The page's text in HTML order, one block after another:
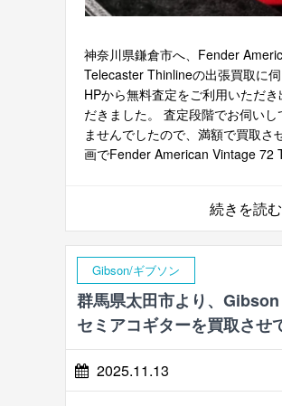
神奈川県鎌倉市へ、Fender
Telecaster Thinlineの出張買取に
HPから無料査定をご利用いただ
だきました。 査定段階でお伺い
ませんでしたので、満額で買取さ
画でFender American Vintage 72
続きを読む
Gibson/ギブソン
群馬県太田市より、
セミアコギターを買取させ
2025.11.13